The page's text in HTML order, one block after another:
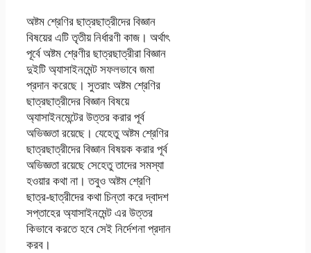
অষ্টম শ্রেণির ছাত্রছাত্রীদের বিজ্ঞান
বিষয়ের এটি তৃতীয় নির্ধারণী কাজ। অর্থাৎ
পূর্বে অষ্টম শ্রেণীর ছাত্রছাত্রীরা বিজ্ঞান
দুইটি অ্যাসাইনমেন্ট সফলভাবে জমা
প্রদান করেছে। সুতরাং অষ্টম শ্রেণির
ছাত্রছাত্রীদের বিজ্ঞান বিষয়ে
অ্যাসাইনমেন্টের উত্তর করার পূর্ব
অভিজ্ঞতা রয়েছে। যেহেতু অষ্টম শ্রেণির
ছাত্রছাত্রীদের বিজ্ঞান বিষয়ক করার পূর্ব
অভিজ্ঞতা রয়েছে সেহেতু তাদের সমস্যা
হওয়ার কথা না। তবুও অষ্টম শ্রেণি
ছাত্র-ছাত্রীদের কথা চিন্তা করে দ্বাদশ
সপ্তাহের অ্যাসাইনমেন্ট এর উত্তর
কিভাবে করতে হবে সেই নির্দেশনা প্রদান
করব।